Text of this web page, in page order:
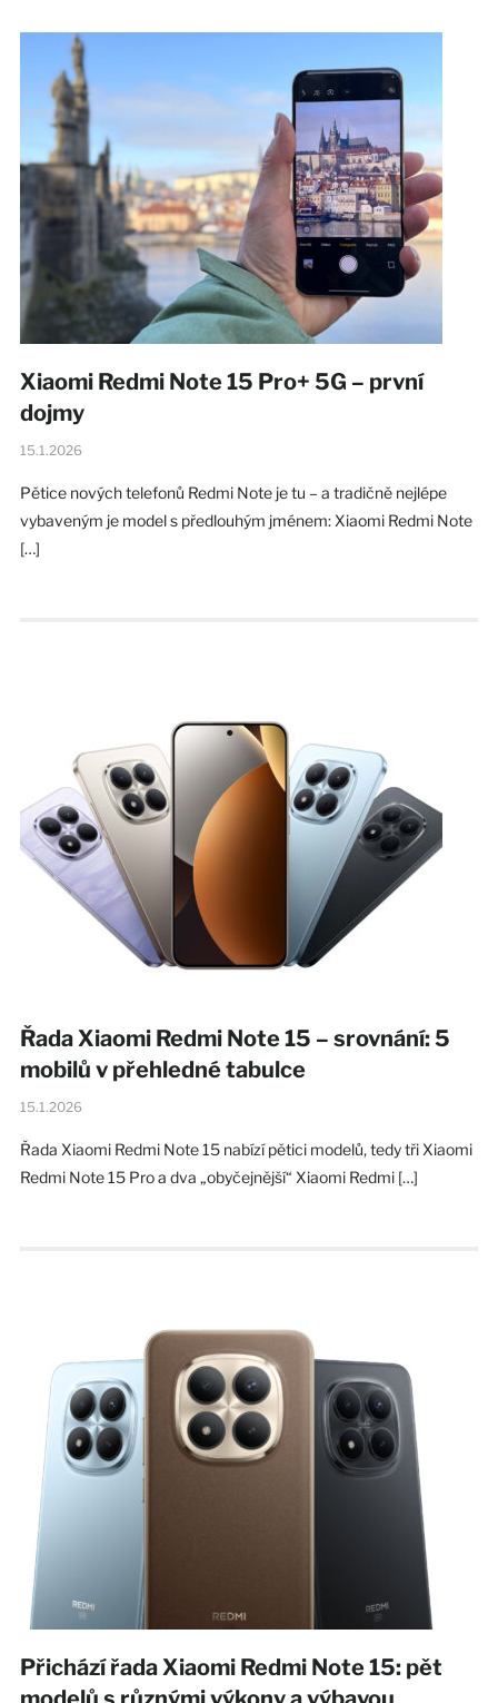
Xiaomi Redmi Note 15 Pro+ 5G – první
dojmy
15.1.2026
Pětice nových telefonů Redmi Note je tu – a tradičně nejlépe
vybaveným je model s předlouhým jménem: Xiaomi Redmi Note
[…]
Řada Xiaomi Redmi Note 15 – srovnání: 5
mobilů v přehledné tabulce
15.1.2026
Řada Xiaomi Redmi Note 15 nabízí pětici modelů, tedy tři Xiaomi
Redmi Note 15 Pro a dva „obyčejnější“ Xiaomi Redmi […]
Přichází řada Xiaomi Redmi Note 15: pět